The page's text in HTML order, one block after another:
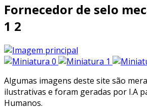
Fornecedor de selo
1 2
Algumas imagens deste site são
ilustrativas e foram geradas por I.A
Humanos.